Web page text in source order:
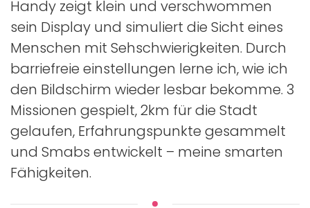
Handy zeigt klein und verschwommen
sein Display und simuliert die Sicht eines
Menschen mit Sehschwierigkeiten. Durch
barriefreie einstellungen lerne ich, wie ich
den Bildschirm wieder lesbar bekomme. 3
Missionen gespielt, 2km für die Stadt
gelaufen, Erfahrungspunkte gesammelt
und Smabs entwickelt – meine smarten
Fähigkeiten.